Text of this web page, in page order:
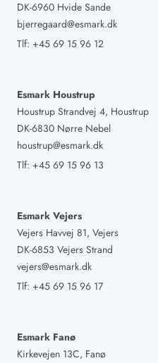
DK-6960 Hvide Sande
bjerregaard@esmark.dk
Tlf: +45 69 15 96 12
Esmark Houstrup
Houstrup Strandvej 4, Houstrup
DK-6830 Nørre Nebel
houstrup@esmark.dk
Tlf: +45 69 15 96 13
Esmark Vejers
Vejers Havvej 81, Vejers
DK-6853 Vejers Strand
vejers@esmark.dk
Tlf: +45 69 15 96 17
Esmark Fanø
Kirkevejen 13C, Fanø